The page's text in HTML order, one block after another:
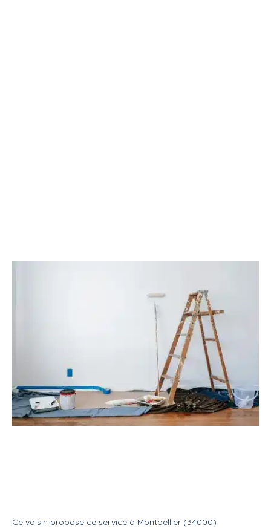
Rénovation intérieur
Ce voisin propose ce service à Montpellier (34000)